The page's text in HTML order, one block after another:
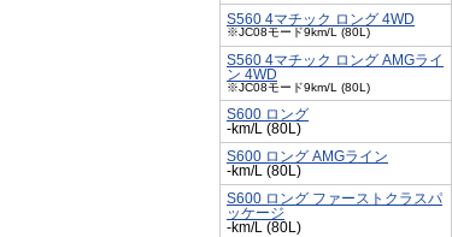
S560 4マチック ロング 4WD
※JC08モード9km/L (80L)
S560 4マチック ロング AMGライ
ン 4WD
※JC08モード9km/L (80L)
S600 ロング
-km/L (80L)
S600 ロング AMGライン
-km/L (80L)
S600 ロング ファーストクラスパ
ッケージ
-km/L (80L)